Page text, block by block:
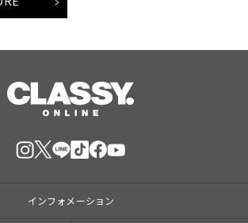
インフォメーション